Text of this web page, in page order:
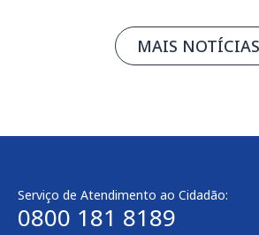
MAIS NOTÍCIAS
Serviço de Atendimento ao Cidadão:
0800 181 8189